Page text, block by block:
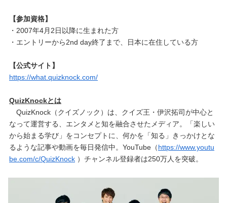
【参加資格】
・2007年4月2日以降に生まれた方
・エントリーから2nd day終了まで、日本に在住している方
【公式サイト】
https://what.quizknock.com/
QuizKnockとは
QuizKnock（クイズノック）は、クイズ王・伊沢拓司が中心と
なって運営する、エンタメと知を融合させたメディア。「楽しい
から始まる学び」をコンセプトに、何かを「知る」きっかけとな
るような記事や動画を毎日発信中。YouTube（https://www.youtu
be.com/c/QuizKnock ）チャンネル登録者は250万人を突破。